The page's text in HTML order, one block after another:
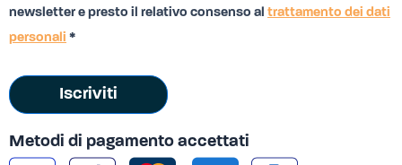
newsletter e presto il relativo consenso al trattamento dei dati
personali *
Iscriviti
Metodi di pagamento accettati